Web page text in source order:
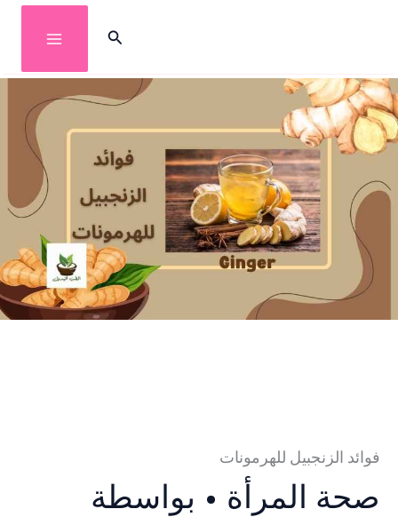
إلى
المحتوى
البحث
فوائد الزنجبيل للهرمونات
صحة المرأة • بواسطة